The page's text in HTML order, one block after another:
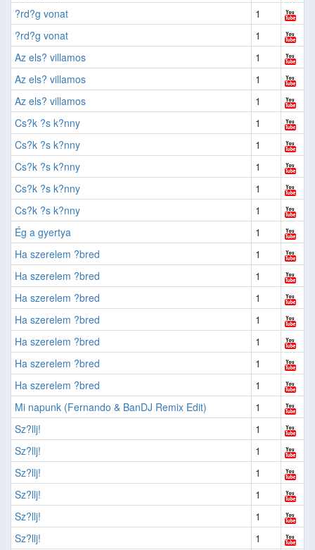
?rd?g vonat
1
?rd?g vonat
1
Az els? villamos
1
Az els? villamos
1
Az els? villamos
1
Cs?k ?s k?nny
1
Cs?k ?s k?nny
1
Cs?k ?s k?nny
1
Cs?k ?s k?nny
1
Cs?k ?s k?nny
1
Ég a gyertya
1
Ha szerelem ?bred
1
Ha szerelem ?bred
1
Ha szerelem ?bred
1
Ha szerelem ?bred
1
Ha szerelem ?bred
1
Ha szerelem ?bred
1
Ha szerelem ?bred
1
Mi napunk (Fernando & BanDJ Remix Edit)
1
Sz?llj!
1
Sz?llj!
1
Sz?llj!
1
Sz?llj!
1
Sz?llj!
1
Sz?llj!
1